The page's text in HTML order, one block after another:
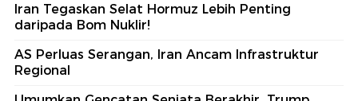
Iran Tegaskan Selat Hormuz Lebih Penting
daripada Bom Nuklir!
AS Perluas Serangan, Iran Ancam Infrastruktur
Regional